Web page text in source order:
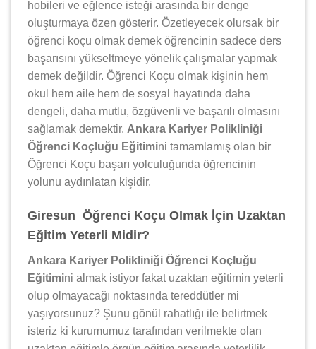
hobileri ve eğlence isteği arasında bir denge
oluşturmaya özen gösterir. Özetleyecek olursak bir
öğrenci koçu olmak demek öğrencinin sadece ders
başarısını yükseltmeye yönelik çalışmalar yapmak
demek değildir. Öğrenci Koçu olmak kişinin hem
okul hem aile hem de sosyal hayatında daha
dengeli, daha mutlu, özgüvenli ve başarılı olmasını
sağlamak demektir. Ankara Kariyer Polikliniği
Öğrenci Koçluğu Eğitimini tamamlamış olan bir
Öğrenci Koçu başarı yolculuğunda öğrencinin
yolunu aydınlatan kişidir.
Giresun Öğrenci Koçu Olmak İçin Uzaktan
Eğitim Yeterli Midir?
Ankara Kariyer Polikliniği Öğrenci Koçluğu
Eğitimini almak istiyor fakat uzaktan eğitimin yeterli
olup olmayacağı noktasında tereddütler mi
yaşıyorsunuz? Şunu gönül rahatlığı ile belirtmek
isteriz ki kurumumuz tarafından verilmekte olan